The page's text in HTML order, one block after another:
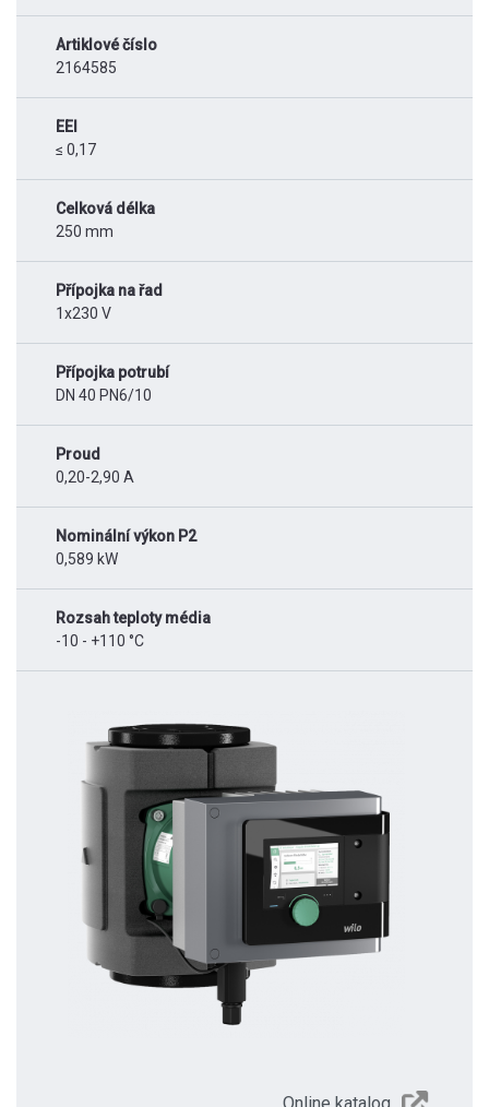
Artiklové číslo
2164585
EEI
≤ 0,17
Celková délka
250 mm
Přípojka na řad
1x230 V
Přípojka potrubí
DN 40 PN6/10
Proud
0,20-2,90 A
Nominální výkon P2
0,589 kW
Rozsah teploty média
-10 - +110 °C